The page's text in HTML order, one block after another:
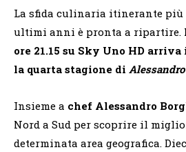
La sfida culinaria itinerante più
ultimi anni è pronta a ripartire.
ore 21.15 su Sky Uno HD arriva
la quarta stagione di
Insieme a chef Alessandro
Nord a Sud per scoprire il
determinata area geografica.